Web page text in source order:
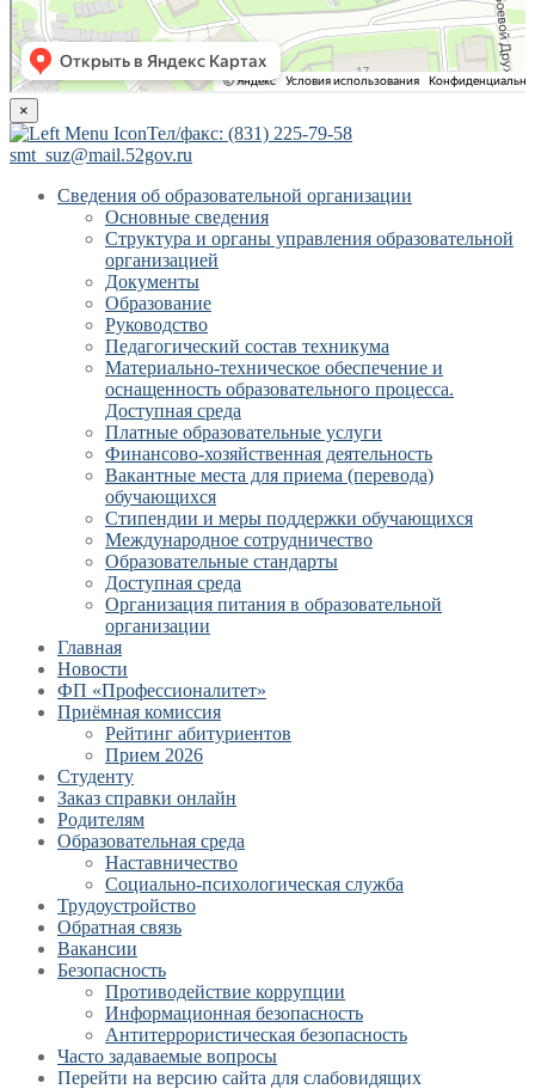
×
Тел/факс: (831) 225-79-58
smt_suz@mail.52gov.ru
Сведения об образовательной организации
Основные сведения
Структура и органы управления образовательной
организацией
Документы
Образование
Руководство
Педагогический состав техникума
Материально-техническое обеспечение и
оснащенность образовательного процесса.
Доступная среда
Платные образовательные услуги
Финансово-хозяйственная деятельность
Вакантные места для приема (перевода)
обучающихся
Стипендии и меры поддержки обучающихся
Международное сотрудничество
Образовательные стандарты
Доступная среда
Организация питания в образовательной
организации
Главная
Новости
ФП «Профессионалитет»
Приёмная комиссия
Рейтинг абитуриентов
Прием 2026
Студенту
Заказ справки онлайн
Родителям
Образовательная среда
Наставничество
Социально-психологическая служба
Трудоустройство
Обратная связь
Вакансии
Безопасность
Противодействие коррупции
Информационная безопасность
Антитеррористическая безопасность
Часто задаваемые вопросы
Перейти на версию сайта для слабовидящих